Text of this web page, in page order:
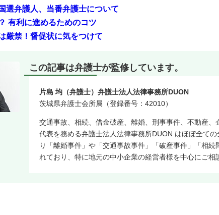
選弁護人、当番弁護士について
有利に進めるためのコツ
厳禁！督促状に気をつけて
この記事は弁護士が監修しています。
片島 均（弁護士）弁護士法人法律事務所DUON
茨城県弁護士会所属（登録番号：42010）
交通事故、相続、借金破産、離婚、刑事事件、不動産、
代表を務める弁護士法人法律事務所DUON はほぼ全て
り「離婚事件」や「交通事故事件」「破産事件」「相
れており、特に地元の中小企業の経営者様を中心にご相